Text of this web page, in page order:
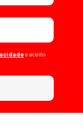
e aceito